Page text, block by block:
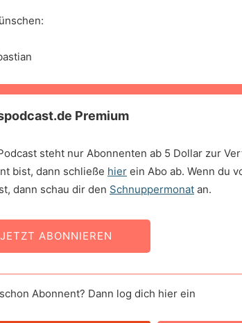
Premium
steht nur Abonnenten ab 5 Dollar zur
bist, dann schließe hier ein Abo ab. Wenn du
dann schau dir den Schnuppermonat an.
JETZT ABONNIEREN
Abonnent? Dann log dich hier ein